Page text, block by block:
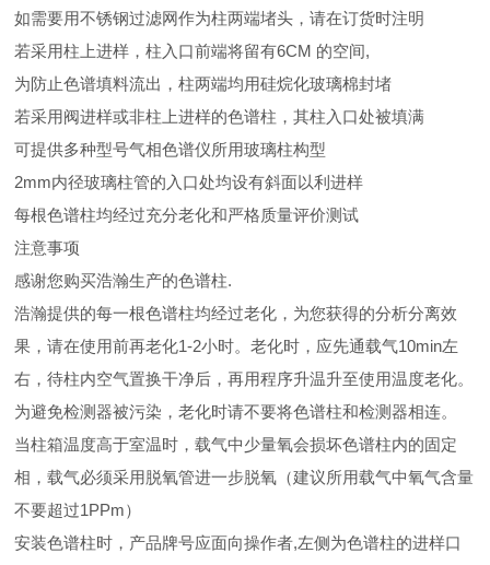
如需要用不锈钢过滤网作为柱两端堵头，请在订货时注明
若采用柱上进样，柱入口前端将留有6CM 的空间,
为防止色谱填料流出，柱两端均用硅烷化玻璃棉封堵
若采用阀进样或非柱上进样的色谱柱，其柱入口处被填满
可提供多种型号气相色谱仪所用玻璃柱构型
2mm内径玻璃柱管的入口处均设有斜面以利进样
每根色谱柱均经过充分老化和严格质量评价测试
注意事项
感谢您购买浩瀚生产的色谱柱.
浩瀚提供的每一根色谱柱均经过老化，为您获得的分析分离效
果，请在使用前再老化1-2小时。老化时，应先通载气10min左
右，待柱内空气置换干净后，再用程序升温升至使用温度老化。
为避免检测器被污染，老化时请不要将色谱柱和检测器相连。
当柱箱温度高于室温时，载气中少量氧会损坏色谱柱内的固定
相，载气必须采用脱氧管进一步脱氧（建议所用载气中氧气含量
不要超过1PPm）
安装色谱柱时，产品牌号应面向操作者,左侧为色谱柱的进样口